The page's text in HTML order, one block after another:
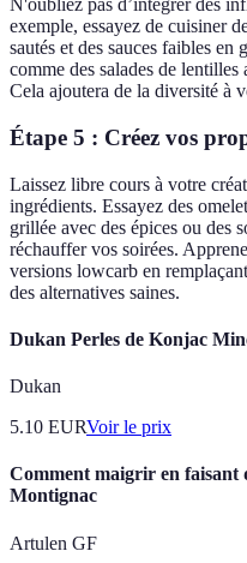
N'oubliez pas d’intégrer des
exemple, essayez de cuisiner
sautés et des sauces faibles en
comme des salades de lentilles
Cela ajoutera de la diversité à
Étape 5 : Créez vos
Laissez libre cours à votre
ingrédients. Essayez des
grillée avec des épices ou des
réchauffer vos soirées.
versions lowcarb en
des alternatives saines.
Dukan Perles de Konjac
Dukan
5.10 EURVoir le prix
Comment maigrir en faisant
Montignac
Artulen GF